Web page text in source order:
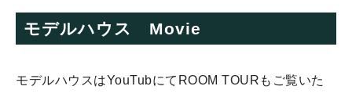
モデルハウス Movie
モデルハウスはYouTubにてROOM TOURもご覧いた